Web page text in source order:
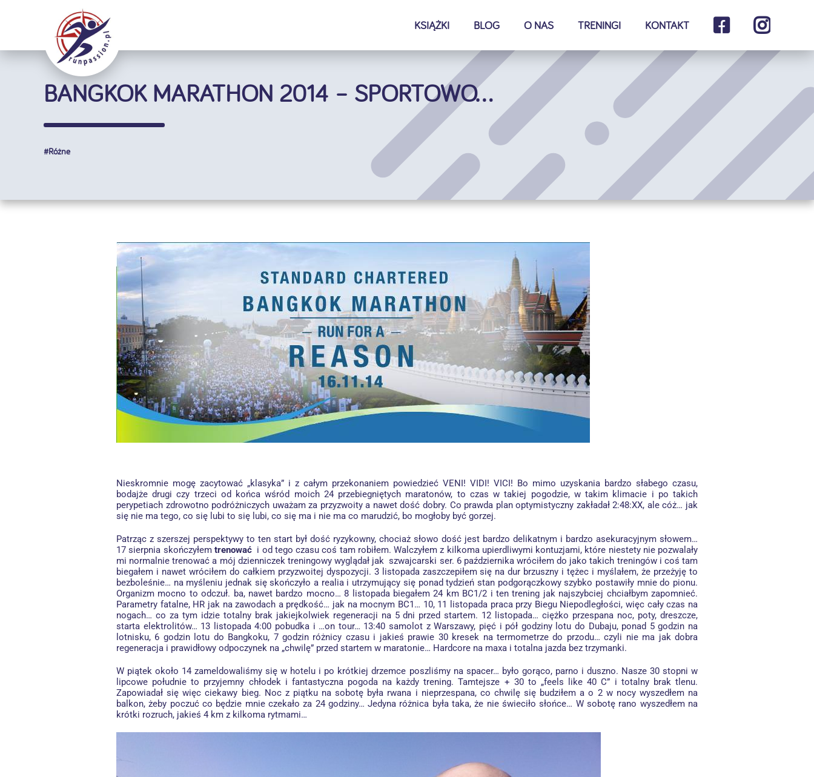
KSIĄŻKI BLOG O NAS TRENINGI KONTAKT
BANGKOK MARATHON 2014 – SPORTOWO…
#Różne
Nieskromnie mogę zacytować „klasyka” i z całym przekonaniem powiedzieć VENI! VIDI! VICI! Bo mimo uzyskania bardzo słabego czasu,
bodajże drugi czy trzeci od końca wśród moich 24 przebiegniętych maratonów, to czas w takiej pogodzie, w takim klimacie i po takich
perypetiach zdrowotno podróżniczych uważam za przyzwoity a nawet dość dobry. Co prawda plan optymistyczny zakładał 2:48:XX, ale cóż… jak
się nie ma tego, co się lubi to się lubi, co się ma i nie ma co marudzić, bo mogłoby być gorzej.
Patrząc z szerszej perspektywy to ten start był dość ryzykowny, chociaż słowo dość jest bardzo delikatnym i bardzo asekuracyjnym słowem…
17 sierpnia skończyłem trenować i od tego czasu coś tam robiłem. Walczyłem z kilkoma upierdliwymi kontuzjami, które niestety nie pozwalały
mi normalnie trenować a mój dzienniczek treningowy wyglądał jak szwajcarski ser. 6 października wróciłem do jako takich treningów i coś tam
biegałem i nawet wróciłem do całkiem przyzwoitej dyspozycji. 3 listopada zaszczepiłem się na dur brzuszny i tężec i myślałem, że przeżyję to
bezboleśnie… na myśleniu jednak się skończyło a realia i utrzymujący się ponad tydzień stan podgorączkowy szybko postawiły mnie do pionu.
Organizm mocno to odczuł. ba, nawet bardzo mocno… 8 listopada biegałem 24 km BC1/2 i ten trening jak najszybciej chciałbym zapomnieć.
Parametry fatalne, HR jak na zawodach a prędkość… jak na mocnym BC1… 10, 11 listopada praca przy Biegu Niepodległości, więc cały czas na
nogach… co za tym idzie totalny brak jakiejkolwiek regeneracji na 5 dni przed startem. 12 listopada… ciężko przespana noc, poty, dreszcze,
starta elektrolitów… 13 listopada 4:00 pobudka i …on tour… 13:40 samolot z Warszawy, pięć i pół godziny lotu do Dubaju, ponad 5 godzin na
lotnisku, 6 godzin lotu do Bangkoku, 7 godzin różnicy czasu i jakieś prawie 30 kresek na termometrze do przodu… czyli nie ma jak dobra
regeneracja i prawidłowy odpoczynek na „chwilę” przed startem w maratonie… Hardcore na maxa i totalna jazda bez trzymanki.
W piątek około 14 zameldowaliśmy się w hotelu i po krótkiej drzemce poszliśmy na spacer… było gorąco, parno i duszno. Nasze 30 stopni w
lipcowe południe to przyjemny chłodek i fantastyczna pogoda na każdy trening. Tamtejsze + 30 to „feels like 40 C” i totalny brak tlenu.
Zapowiadał się więc ciekawy bieg. Noc z piątku na sobotę była rwana i nieprzespana, co chwilę się budziłem a o 2 w nocy wyszedłem na
balkon, żeby poczuć co będzie mnie czekało za 24 godziny… Jedyna różnica była taka, że nie świeciło słońce… W sobotę rano wyszedłem na
krótki rozruch, jakieś 4 km z kilkoma rytmami…